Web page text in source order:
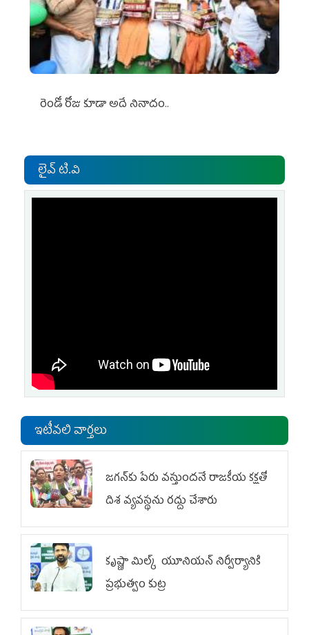
రెండో రోజు కూడా అదే నినాదం..
లైవ్ టి.వి
ఇటీవలి వార్తలు
జగన్‌కు పేరు వస్తుందనే రాజకీయ కక్షతో
దిశ వ్య‌వ‌స్థ‌ను రద్దు చేశారు
కృష్ణా మిల్క్‌ యూనియన్‌ నిర్వీర్యానికి
ప్రభుత్వం కుట్ర